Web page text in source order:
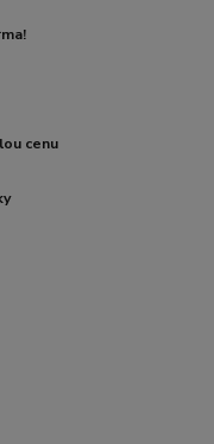
cenu